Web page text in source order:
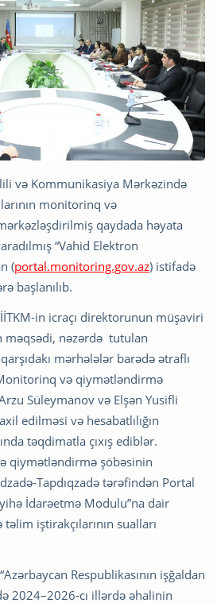
və Kommunikasiya Mərkəzində
monitorinq və
qaydada həyata
“Vahid Elektron
(portal.monitoring.gov.az) istifadə
başlanılıb.
in icraçı direktorunun müşaviri
məqsədi, nəzərdə tutulan
mərhələlər barədə ətraflı
və qiymətləndirmə
Süleymanov və Elşən Yusifli
edilməsi və hesabatlılığın
təqdimatla çıxış ediblər.
qiymətləndirmə şöbəsinin
Tapdıqzadə tərəfindən Portal
İdarəetmə Modulu”na dair
iştirakçılarının sualları
Respublikasının işğaldan
2024–2026-cı illərdə əhalinin